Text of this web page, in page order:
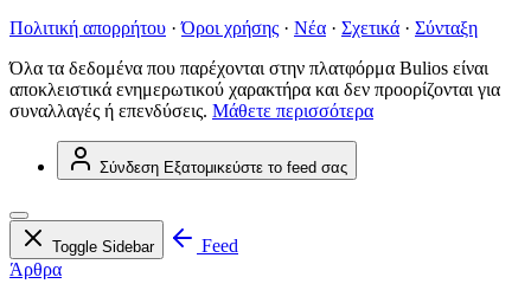
Πολιτική απορρήτου · Όροι χρήσης · Νέα · Σχετικά · Σύνταξη
Όλα τα δεδομένα που παρέχονται στην πλατφόρμα Bulios είναι
αποκλειστικά ενημερωτικού χαρακτήρα και δεν προορίζονται για
συναλλαγές ή επενδύσεις. Μάθετε περισσότερα
Σύνδεση Εξατομικεύστε το feed σας
Toggle Sidebar
Feed
Άρθρα